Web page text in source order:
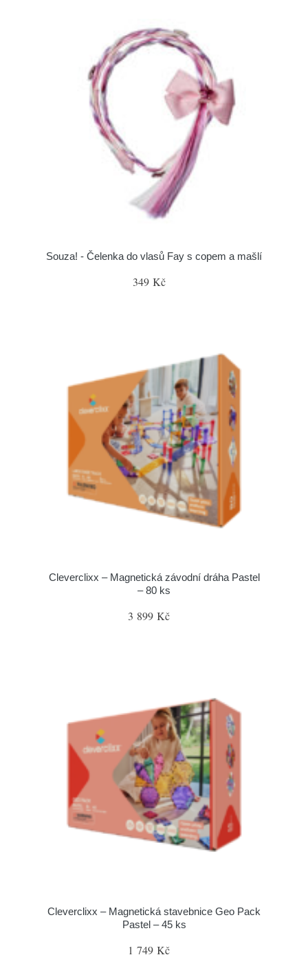
Souza! - Čelenka do vlasů Fay s copem a mašlí
349 Kč
Cleverclixx – Magnetická závodní dráha Pastel
– 80 ks
3 899 Kč
Cleverclixx – Magnetická stavebnice Geo Pack
Pastel – 45 ks
1 749 Kč